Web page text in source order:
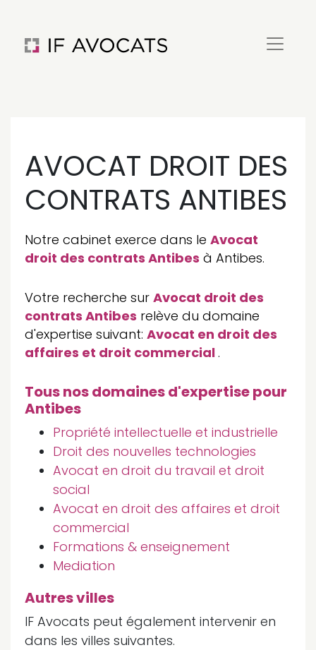
AVOCAT DROIT DES
CONTRATS ANTIBES
Notre cabinet exerce dans le Avocat
droit des contrats Antibes à Antibes.
Votre recherche sur Avocat droit des
contrats Antibes relève du domaine
d'expertise suivant: Avocat en droit des
affaires et droit commercial.
Tous nos domaines d'expertise pour
Antibes
Propriété intellectuelle et industrielle
Droit des nouvelles technologies
Avocat en droit du travail et droit
social
Avocat en droit des affaires et droit
commercial
Formations & enseignement
Mediation
Autres villes
IF Avocats peut également intervenir en
dans les villes suivantes.